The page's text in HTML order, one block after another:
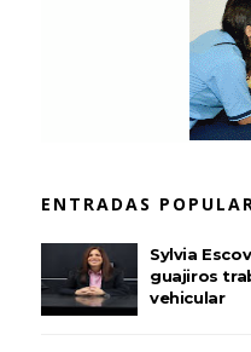
ENTRADAS
Sylvia
guajiros
vehicular